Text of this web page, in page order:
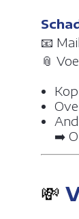
📧
📎
➡️
💸